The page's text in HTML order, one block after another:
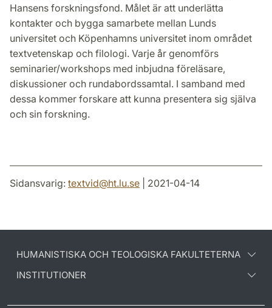
Hansens forskningsfond. Målet är att underlätta
kontakter och bygga samarbete mellan Lunds
universitet och Köpenhamns universitet inom området
textvetenskap och filologi. Varje år genomförs
seminarier/workshops med inbjudna föreläsare,
diskussioner och rundabordssamtal. I samband med
dessa kommer forskare att kunna presentera sig själva
och sin forskning.
Sidansvarig: textvid@ht.lu.se | 2021-04-14
HUMANISTISKA OCH TEOLOGISKA FAKULTETERNA
INSTITUTIONER